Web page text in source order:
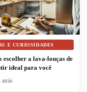
E CURIOSIDADES
escolher a lava-louças de
ideal para você
atrás